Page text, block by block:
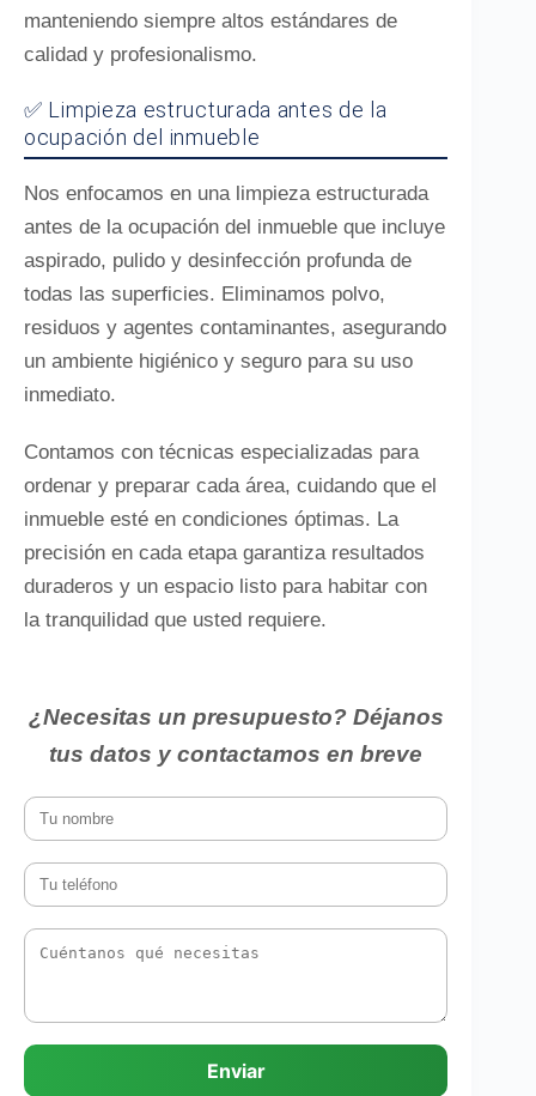
manteniendo siempre altos estándares de
calidad y profesionalismo.
✅ Limpieza estructurada antes de la
ocupación del inmueble
Nos enfocamos en una limpieza estructurada
antes de la ocupación del inmueble que incluye
aspirado, pulido y desinfección profunda de
todas las superficies. Eliminamos polvo,
residuos y agentes contaminantes, asegurando
un ambiente higiénico y seguro para su uso
inmediato.
Contamos con técnicas especializadas para
ordenar y preparar cada área, cuidando que el
inmueble esté en condiciones óptimas. La
precisión en cada etapa garantiza resultados
duraderos y un espacio listo para habitar con
la tranquilidad que usted requiere.
¿Necesitas un presupuesto? Déjanos
tus datos y contactamos en breve
Enviar